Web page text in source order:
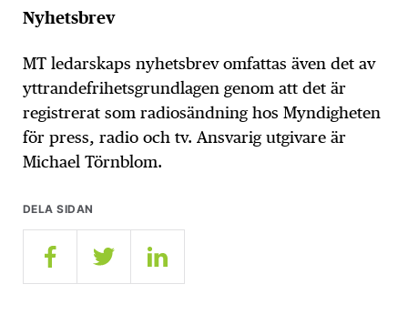
Nyhetsbrev
MT ledarskaps nyhetsbrev omfattas även det av
yttrandefrihetsgrundlagen genom att det är
registrerat som radiosändning hos Myndigheten
för press, radio och tv. Ansvarig utgivare är
Michael Törnblom.
DELA SIDAN